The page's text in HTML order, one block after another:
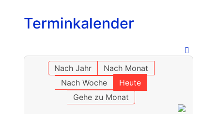
Terminkalender
Nach Jahr
Nach Monat
Nach Woche
Heute
Gehe zu Monat